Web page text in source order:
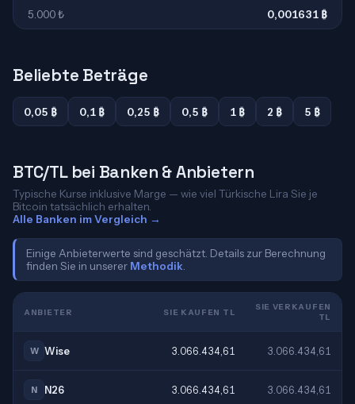
5.000 ₺ 0,001631 ₿
Beliebte Beträge
0,05 ₿ 0,1 ₿ 0,25 ₿ 0,5 ₿ 1 ₿ 2 ₿ 5 ₿
BTC/TL bei Banken & Anbietern
Typische Kurse inklusive Marge — wie viel Türkische Lira Sie je
Bitcoin tatsächlich erhalten.
Alle Banken im Vergleich →
Einige Anbieterwerte sind geschätzt. Details zur Berechnung
finden Sie in unserer Methodik
ANBIETER SIE KAUFEN TL
SIE VERKAUFEN
TL
W Wise 3.066.434,61 3.066.434,61
N N26 3.066.434,61 3.066.434,61